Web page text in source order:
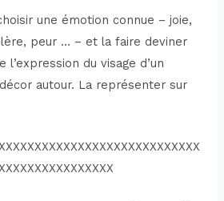
une émotion connue – joie,
peur … – et la faire deviner
l’expression du visage d’un
autour. La représenter sur